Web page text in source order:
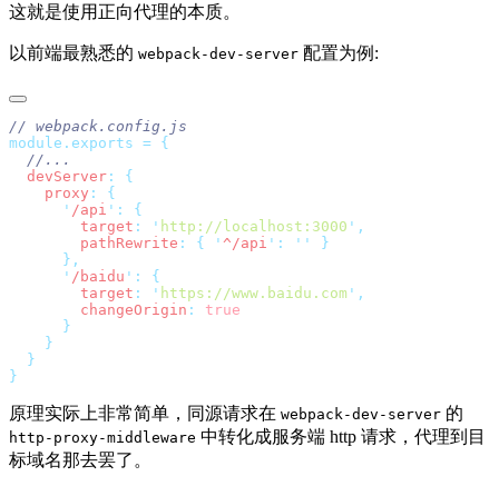
这就是使用正向代理的本质。
以前端最熟悉的 webpack-dev-server 配置为例:
module.exports =
  devServer
:
    proxy
:
      '
/api ' :
        target
: ' http://localhost:3000 '
        pathRewrite
: { ' ^/api ' : ''
      '
/baidu ' :
        target
: ' https://www.baidu.com '
        changeOrigin
:
原理实际上非常简单，同源请求在 webpack-dev-server 的
http-proxy-middleware 中转化成服务端 http 请求，代理到目
标域名那去罢了。